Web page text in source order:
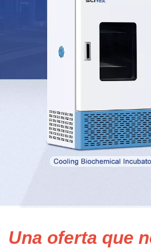
Una oferta que